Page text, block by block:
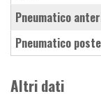
Pneumatico
Pneumatico
Altri dati